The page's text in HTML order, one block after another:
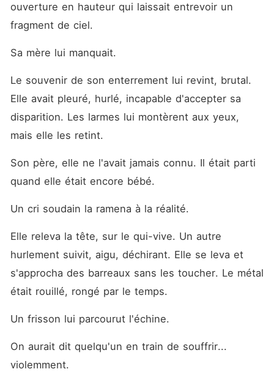
ouverture en hauteur qui laissait entrevoir un
fragment de ciel.
Sa mère lui manquait.
Le souvenir de son enterrement lui revint, brutal.
Elle avait pleuré, hurlé, incapable d'accepter sa
disparition. Les larmes lui montèrent aux yeux,
mais elle les retint.
Son père, elle ne l'avait jamais connu. Il était parti
quand elle était encore bébé.
Un cri soudain la ramena à la réalité.
Elle releva la tête, sur le qui-vive. Un autre
hurlement suivit, aigu, déchirant. Elle se leva et
s'approcha des barreaux sans les toucher. Le métal
était rouillé, rongé par le temps.
Un frisson lui parcourut l'échine.
On aurait dit quelqu'un en train de souffrir...
violemment.